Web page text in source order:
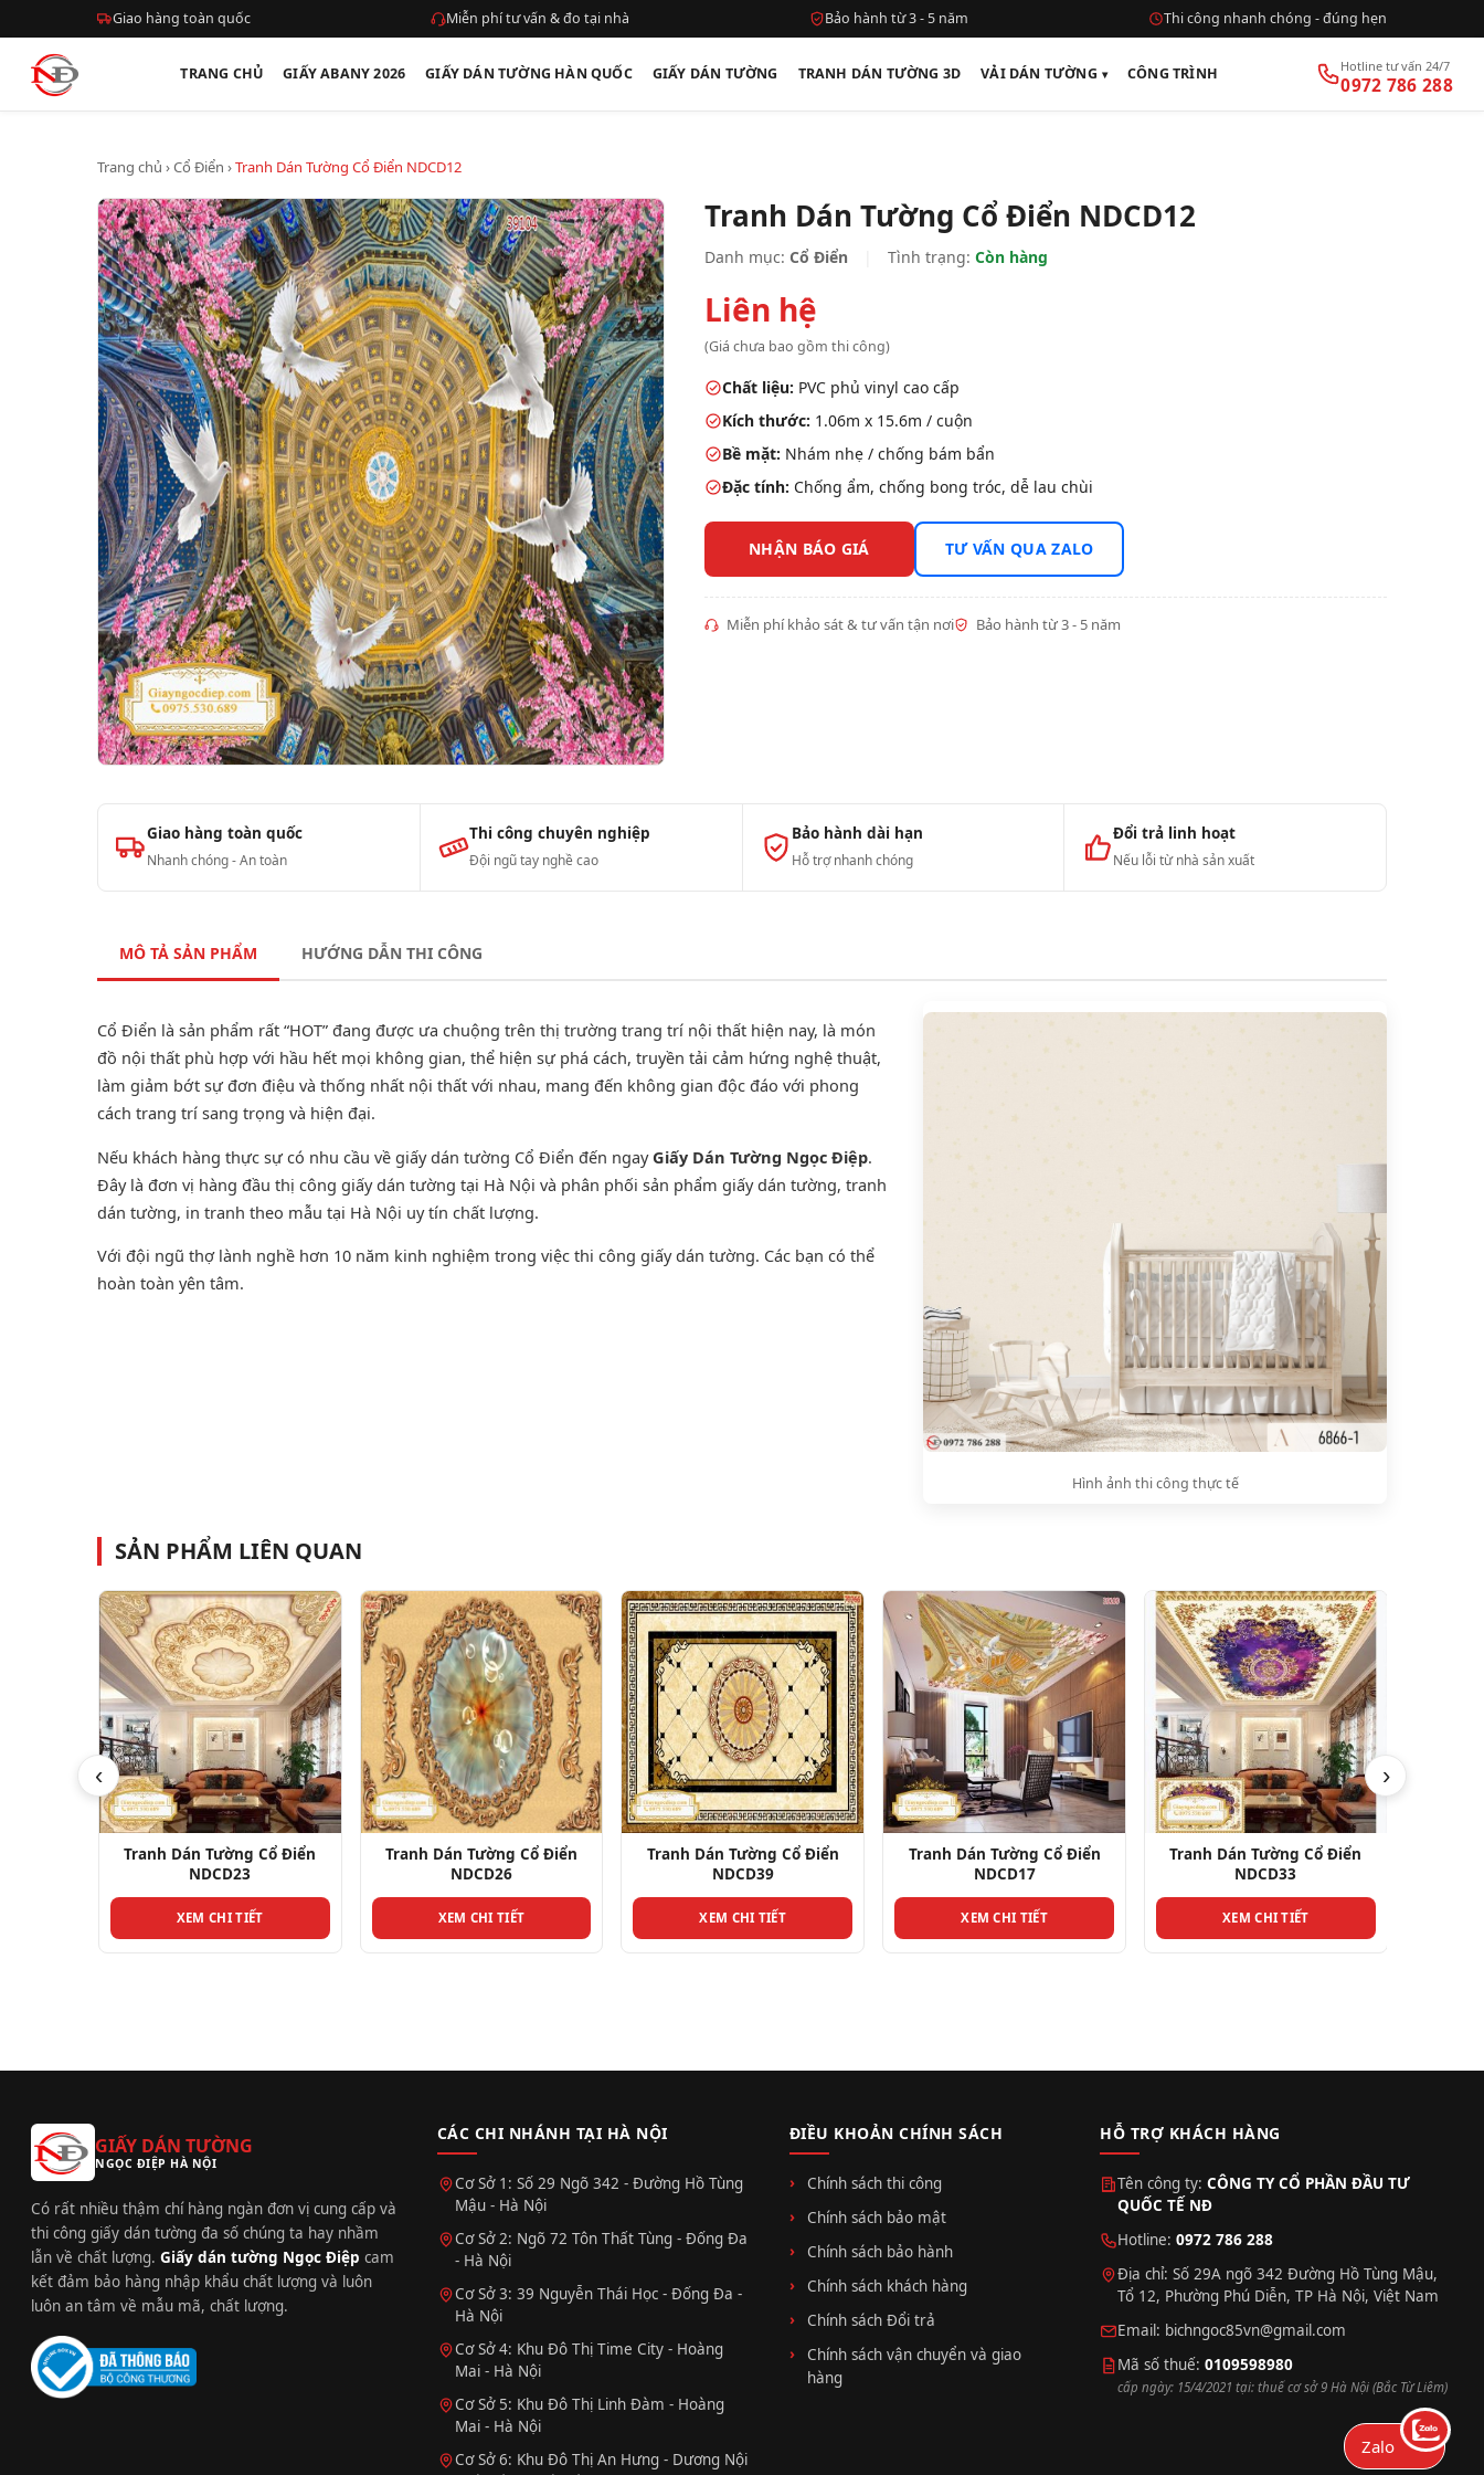
Giao hàng toàn quốc Miễn phí tư vấn & đo tại nhà Bảo hành từ 3 - 5 năm Thi công nhanh chóng - đúng hẹn
TRANG CHỦ GIẤY ABANY 2026 GIẤY DÁN TƯỜNG HÀN QUỐC GIẤY DÁN TƯỜNG TRANH DÁN TƯỜNG 3D VẢI DÁN TƯỜNG CÔNG TRÌNH Hotline tư vấn 24/7
0972 786 288
Trang chủ ›Cổ Điển ›Tranh Dán Tường Cổ Điển NDCD12
Tranh Dán Tường Cổ Điển NDCD12
Danh mục: Cổ Điển Tình trạng: Còn hàng
Liên hệ
(Giá chưa bao gồm thi công)
Chất liệu: PVC phủ vinyl cao cấp
Kích thước: 1.06m x 15.6m / cuộn
Bề mặt: Nhám nhẹ / chống bám bẩn
Đặc tính: Chống ẩm, chống bong tróc, dễ lau chùi
NHẬN BÁO GIÁ TƯ VẤN QUA ZALO
Miễn phí khảo sát & tư vấn tận nơi Bảo hành từ 3 - 5 năm
Giao hàng toàn quốc
Nhanh chóng - An toàn
Thi công chuyên nghiệp
Đội ngũ tay nghề cao
Bảo hành dài hạn
Hỗ trợ nhanh chóng
Đổi trả linh hoạt
Nếu lỗi từ nhà sản xuất
MÔ TẢ SẢN PHẨM HƯỚNG DẪN THI CÔNG
Cổ Điển là sản phẩm rất “HOT” đang được ưa chuộng trên thị trường trang trí nội thất hiện nay, là món
đồ nội thất phù hợp với hầu hết mọi không gian, thể hiện sự phá cách, truyền tải cảm hứng nghệ thuật,
làm giảm bớt sự đơn điệu và thống nhất nội thất với nhau, mang đến không gian độc đáo với phong
cách trang trí sang trọng và hiện đại.
Nếu khách hàng thực sự có nhu cầu về giấy dán tường Cổ Điển đến ngayGiấy Dán Tường Ngọc Điệp.
Đây là đơn vị hàng đầu thị công giấy dán tường tại Hà Nội và phân phối sản phẩm giấy dán tường, tranh
dán tường, in tranh theo mẫu tại Hà Nội uy tín chất lượng.
Với đội ngũ thợ lành nghề hơn 10 năm kinh nghiệm trong việc thi công giấy dán tường. Các bạn có thể
hoàn toàn yên tâm.
Hình ảnh thi công thực tế
SẢN PHẨM LIÊN QUAN
‹
Tranh Dán Tường Cổ Điển
NDCD26
XEM CHI TIẾT
Tranh Dán Tường Cổ Điển
NDCD39
XEM CHI TIẾT
Tranh Dán Tường Cổ Điển
NDCD17
XEM CHI TIẾT
Tranh Dán Tường Cổ Điển
NDCD33
XEM CHI TIẾT
Tranh Dán Tường Cổ Điển
NDCD22
XEM CHI TIẾT
›
GIẤY DÁN TƯỜNG
NGỌC ĐIỆP HÀ NỘI
Có rất nhiều thậm chí hàng ngàn đơn vị cung cấp và
thi công giấy dán tường đa số chúng ta hay nhầm
lẫn về chất lượng. Giấy dán tường Ngọc Điệp cam
kết đảm bảo hàng nhập khẩu chất lượng và luôn
luôn an tâm về mẫu mã, chất lượng.
CÁC CHI NHÁNH TẠI HÀ NỘI
Cơ Sở 1: Số 29 Ngõ 342 - Đường Hồ Tùng
Mậu - Hà Nội
Cơ Sở 2: Ngõ 72 Tôn Thất Tùng - Đống Đa
- Hà Nội
Cơ Sở 3: 39 Nguyễn Thái Học - Đống Đa -
Hà Nội
Cơ Sở 4: Khu Đô Thị Time City - Hoàng
Mai - Hà Nội
Cơ Sở 5: Khu Đô Thị Linh Đàm - Hoàng
Mai - Hà Nội
Cơ Sở 6: Khu Đô Thị An Hưng - Dương Nội
ĐIỀU KHOẢN CHÍNH SÁCH
Chính sách thi công
Chính sách bảo mật
Chính sách bảo hành
Chính sách khách hàng
Chính sách Đổi trả
Chính sách vận chuyển và giao
hàng
HỖ TRỢ KHÁCH HÀNG
Tên công ty:CÔNG TY CỔ PHẦN ĐẦU TƯ
QUỐC TẾ NĐ
Hotline:0972 786 288
Địa chỉ: Số 29A ngõ 342 Đường Hồ Tùng Mậu,
Tổ 12, Phường Phú Diễn, TP Hà Nội, Việt Nam
Email: bichngoc85vn@gmail.com
Mã số thuế:0109598980
cấp ngày: 15/4/2021 tại: thuế cơ sở 9 Hà Nội (Bắc Từ Liêm)
Zalo